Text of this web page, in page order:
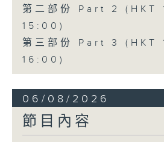
第二部份 Part 2 (HKT
15:00)
第三部份 Part 3 (HKT
16:00)
06/08/2026
節目內容